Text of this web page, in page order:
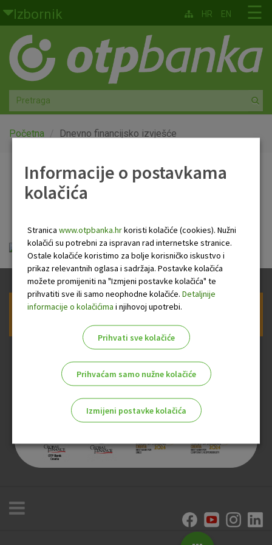
Skoči na glavni sadržaj
Izbornik
Građani
Privatno bankarstvo
Agro
Mala poduzeća i obrtnici
Globalna tržišta
O nama
☰
HR EN
Početna Dnevno financijsko izvješće
Dnevno financijsko
OTP Dnevno financijsko izvješće.pdf
Prijava na newsletter OTP banke
Informacije o postavkama
kolačića
Stranica www.otpbanka.hrkoristi kolačiće (cookies). Nužni
kolačići su potrebni za ispravan rad internetske stranice.
Ostale kolačiće koristimo za bolje korisničko iskustvo i
prikaz relevantnih oglasa i sadržaja. Postavke kolačića
možete promijeniti na "Izmjeni postavke kolačića" te
prihvatiti sve ili samo neophodne kolačiće. Detaljnije
informacije o kolačićima i njihovoj upotrebi.
Prihvati sve kolačiće
Prihvaćam samo nužne kolačiće
Izmijeni postavke kolačića
Nužni kolačići